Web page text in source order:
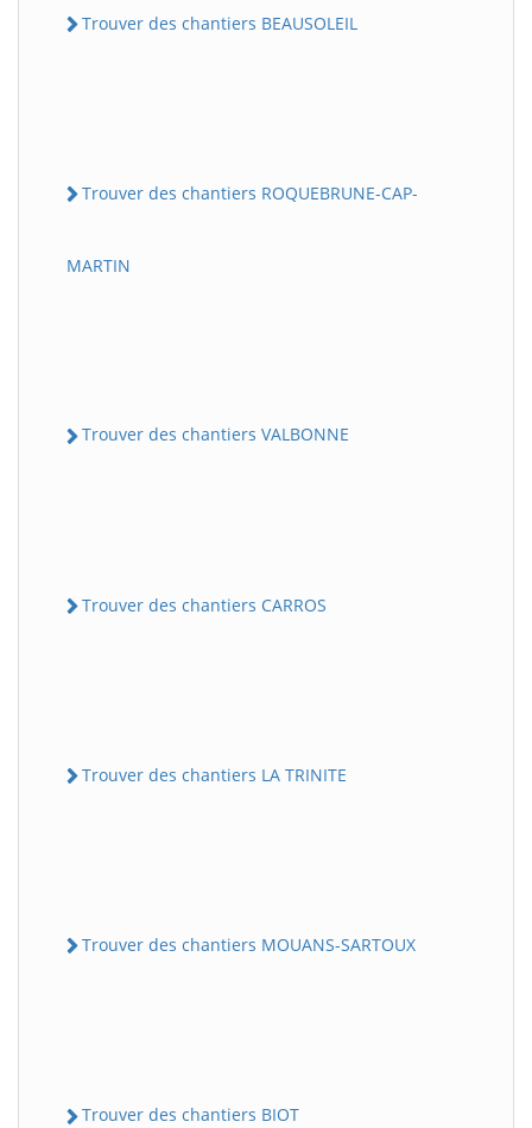
Trouver des chantiers BEAUSOLEIL
Trouver des chantiers ROQUEBRUNE-CAP-
MARTIN
Trouver des chantiers VALBONNE
Trouver des chantiers CARROS
Trouver des chantiers LA TRINITE
Trouver des chantiers MOUANS-SARTOUX
Trouver des chantiers BIOT